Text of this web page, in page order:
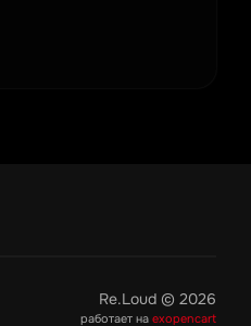
Re.Loud © 2026
работает на exopencart